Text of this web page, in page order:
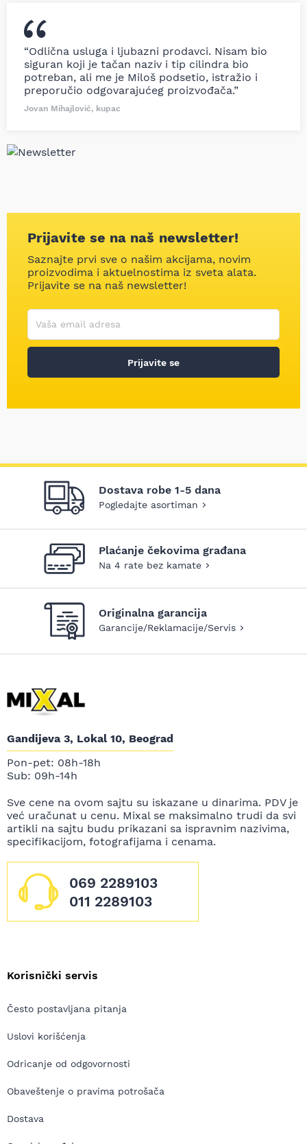
“Odlična usluga i ljubazni prodavci. Nisam bio
siguran koji je tačan naziv i tip cilindra bio
potreban, ali me je Miloš podsetio, istražio i
preporučio odgovarajućeg proizvođača.”
Jovan Mihajlović, kupac
Prijavite se na naš newsletter!
Saznajte prvi sve o našim akcijama, novim
proizvodima i aktuelnostima iz sveta alata.
Prijavite se na naš newsletter!
Korisničko ime
Vaša email adresa
Prijavite se
Dostava robe 1-5 dana
Pogledajte asortiman
Plaćanje čekovima građana
Na 4 rate bez kamate
Originalna garancija
Garancije/Reklamacije/Servis
Gandijeva 3, Lokal 10, Beograd
Pon-pet: 08h-18h
Sub: 09h-14h
Sve cene na ovom sajtu su iskazane u dinarima. PDV je
već uračunat u cenu. Mixal se maksimalno trudi da svi
artikli na sajtu budu prikazani sa ispravnim nazivima,
specifikacijom, fotografijama i cenama.
069 2289103
011 2289103
Korisnički servis
Često postavljana pitanja
Uslovi korišćenja
Odricanje od odgovornosti
Obaveštenje o pravima potrošača
Dostava